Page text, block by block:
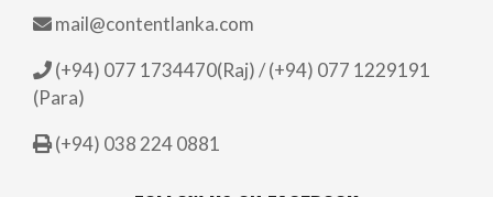
mail@contentlanka.com
(+94) 077 1734470(Raj) / (+94) 077 1229191
(Para)
(+94) 038 224 0881